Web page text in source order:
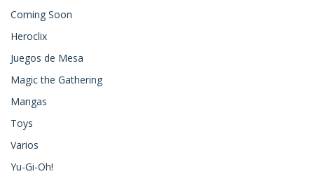
Coming Soon
Heroclix
Juegos de Mesa
Magic the Gathering
Mangas
Toys
Varios
Yu-Gi-Oh!